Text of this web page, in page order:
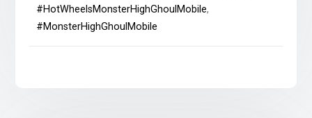
#HotWheelsMonsterHighGhoulMobile,
#MonsterHighGhoulMobile